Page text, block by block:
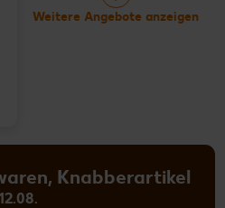
Weitere Angebote anzeigen
Knabberartikel